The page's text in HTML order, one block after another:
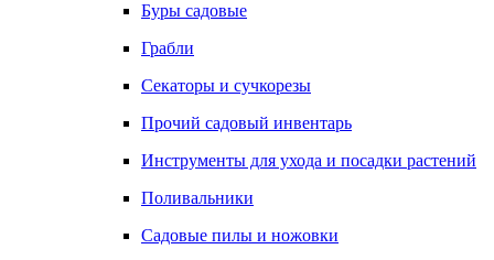
Буры садовые
Грабли
Секаторы и сучкорезы
Прочий садовый инвентарь
Инструменты для ухода и посадки растений
Поливальники
Садовые пилы и ножовки